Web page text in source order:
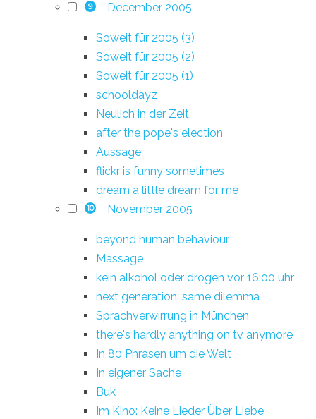
9 December 2005
Soweit für 2005 (3)
Soweit für 2005 (2)
Soweit für 2005 (1)
schooldayz
Neulich in der Zeit
after the pope's election
Aussage
flickr is funny sometimes
dream a little dream for me
10 November 2005
beyond human behaviour
Massage
kein alkohol oder drogen vor 16:00 uhr
next generation, same dilemma
Sprachverwirrung in München
there's hardly anything on tv anymore
In 80 Phrasen um die Welt
In eigener Sache
Buk
Im Kino: Keine Lieder Über Liebe